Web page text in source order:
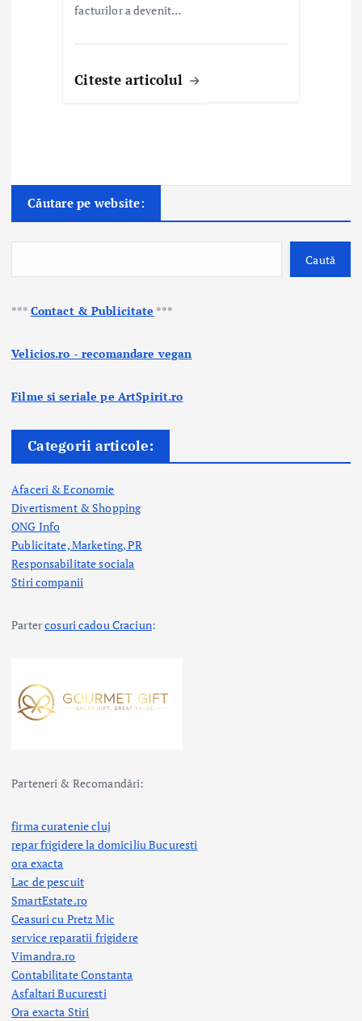
facturilor a devenit…
Citeste articolul
Căutare pe website:
Caută
*** Contact & Publicitate ***
Velicios.ro - recomandare vegan
Filme si seriale pe ArtSpirit.ro
Categorii articole:
Afaceri & Economie
Divertisment & Shopping
ONG Info
Publicitate, Marketing, PR
Responsabilitate sociala
Stiri companii
Partercosuri cadou Craciun:
Parteneri & Recomandări:
firma curatenie cluj
repar frigidere la domiciliu Bucuresti
ora exacta
Lac de pescuit
SmartEstate.ro
Ceasuri cu Pretz Mic
service reparatii frigidere
Vimandra.ro
Contabilitate Constanta
Asfaltari Bucuresti
Ora exacta Stiri